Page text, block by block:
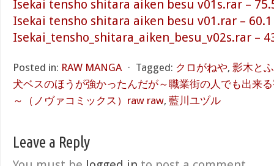
Isekai tensho shitara aiken besu v01s.rar –
Isekai tensho shitara aiken besu v01.rar –
Isekai_tensho_shitara_aiken_besu_v02s.rar –
Posted in: RAW MANGA ⋅ Tagged: クロがねや, 影木とふ
犬ベスのほうが強かったんだが～職業街の人でも出来
～（ノヴァコミックス）raw raw, 藍川ユヅル
Leave a Reply